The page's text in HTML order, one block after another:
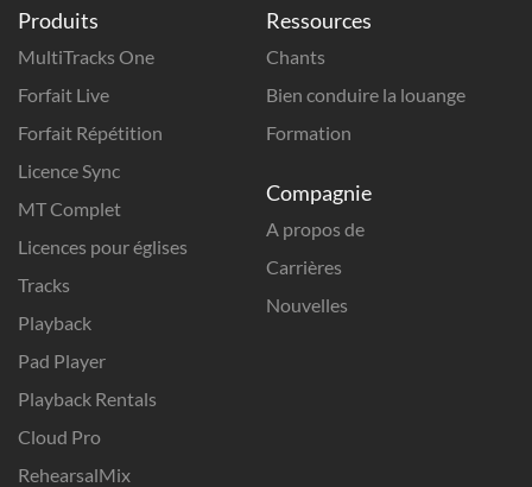
Produits
MultiTracks One
Forfait Live
Forfait Répétition
Licence Sync
MT Complet
Licences pour églises
Tracks
Playback
Pad Player
Playback Rentals
Cloud Pro
RehearsalMix
Ressources
Chants
Bien conduire la louange
Formation
Compagnie
A propos de
Carrières
Nouvelles